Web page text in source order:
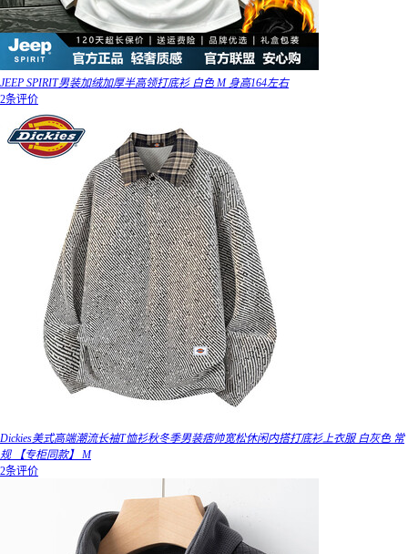
JEEP SPIRIT男装加绒加厚半高领打底衫 白色 M 身高164左右
2条评价
Dickies美式高端潮流长袖T恤衫秋冬季男装痞帅宽松休闲内搭打底衫上衣服 白灰色 常
规 【专柜同款】 M
2条评价